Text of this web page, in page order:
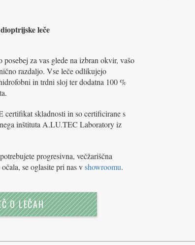
leče
posebej za vas glede na izbran okvir, vašo
razdaljo. Vse leče odlikujejo
in trdni sloj ter dodatna 100 %
certifikat skladnosti in so certificirane s
inštituta A.LU.TEC Laboratory iz
progresivna, večžariščna
se oglasite pri nas vshowroomu.
O LEČAH